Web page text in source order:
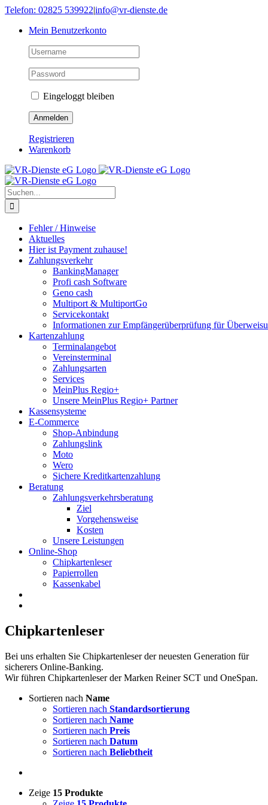
Skip
content
Telefon: 02825 539922|info@vr-dienste.de
Mein Benutzerkonto
Eingeloggt bleiben
Registrieren
Warenkorb
Suche
nach:
Fehler / Hinweise
Aktuelles
Hier ist Payment zuhause!
Zahlungsverkehr
BankingManager
Profi cash Software
Geno cash
Multiport & MultiportGo
Servicekontakt
Informationen zur Empfängerüberprüfung für
Kartenzahlung
Terminalangebot
Vereinsterminal
Zahlungsarten
Services
MeinPlus Regio+
Unsere MeinPlus Regio+ Partner
Kassensysteme
E-Commerce
Shop-Anbindung
Zahlungslink
Moto
Wero
Sichere Kreditkartenzahlung
Beratung
Zahlungsverkehrsberatung
Ziel
Vorgehensweise
Kosten
Unsere Leistungen
Online-Shop
Chipkartenleser
Papierrollen
Kassenkabel
Chipkartenleser
Bei uns erhalten Sie Chipkartenleser der neuesten Generation für
sicherers Online-Banking.
Wir führen Chipkartenleser der Marken Reiner SCT und OneSpan.
Sortieren nach Name
Sortieren nach Standardsortierung
Sortieren nach Name
Sortieren nach Preis
Sortieren nach Datum
Sortieren nach Beliebtheit
Zeige 15 Produkte